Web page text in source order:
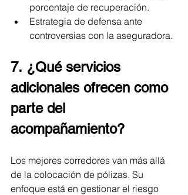
porcentaje de recuperación.
Estrategia de defensa ante
controversias con la aseguradora.
7. ¿Qué servicios
adicionales ofrecen como
parte del
acompañamiento?
Los mejores corredores van más allá
de la colocación de pólizas. Su
enfoque está en gestionar el riesgo